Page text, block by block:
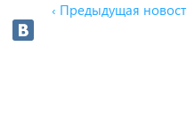
‹ Предыдущая